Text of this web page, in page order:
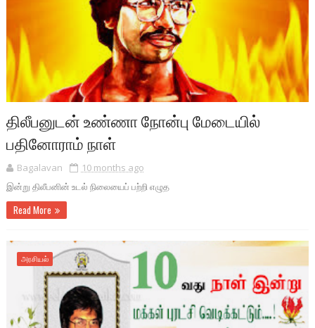
திலீபனுடன் உண்ணா நோன்பு மேடையில்
பதினோராம் நாள்
Bagalavan
10 months ago
இன்று திலீபனின் உடல் நிலையைப் பற்றி எழுத
Read More
அரசியல்